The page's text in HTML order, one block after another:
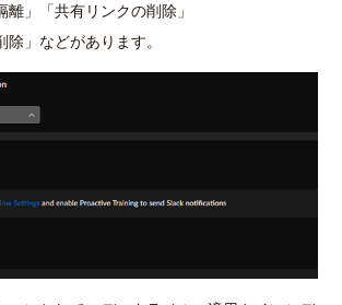
離」「共有リンクの削除」
除」などがあります。